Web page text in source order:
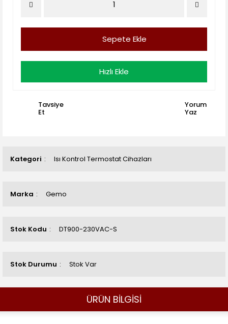
Kategori Isı Kontrol Termostat Cihazları
Marka Gemo
Stok Kodu DT900-230VAC-S
Stok Durumu Stok Var
Sepete Ekle
Hızlı Ekle
Tavsiye
Et
Yorum
Yaz
ÜRÜN BİLGİSİ